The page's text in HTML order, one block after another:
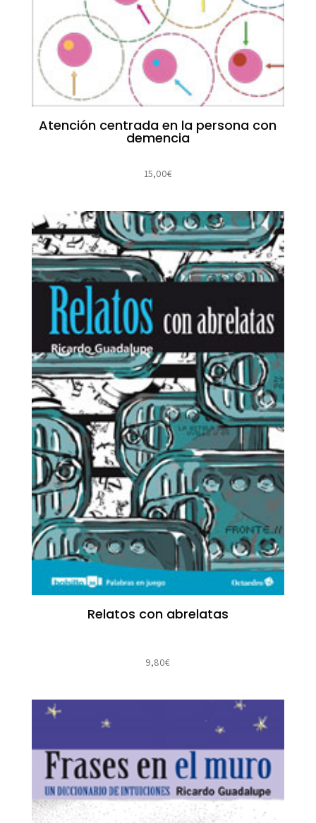
Atención centrada en la persona con
demencia
15,00€
Relatos con abrelatas
9,80€